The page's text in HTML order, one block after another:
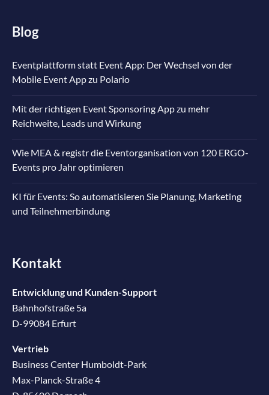
Blog
Eventplattform statt Event App: Der Wechsel von der
Mobile Event App zu Polario
Mit der richtigen Event Sponsoring App zu mehr
Reichweite, Leads und Wirkung
Wie MEA & registr die Eventorganisation von 120 ERGO-
Events pro Jahr optimieren
KI für Events: So automatisieren Sie Planung, Marketing
und Teilnehmerbindung
Kontakt
Entwicklung und Kunden-Support
Bahnhofstraße 5a
D-99084 Erfurt
Vertrieb
Business Center Humboldt-Park
Max-Planck-Straße 4